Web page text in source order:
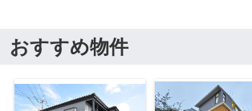
おすすめ物件